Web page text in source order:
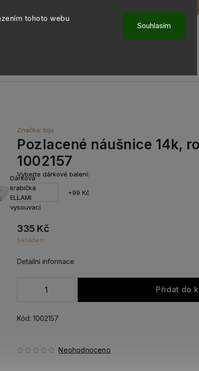
tohoto webu
Souhlasím
Pozlacené náušnice 14k,
1002157
Neohodnoceno
Kód: 1002157
Značka: biju
335 Kč
Skladem
Vyberte dárkové balení:
Dárková
krabička
ELLAMI
vysouvací
+99 Kč
Přidat do
Detailní informace